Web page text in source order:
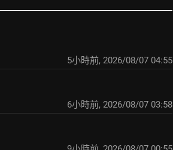
5小時前, 2026/08/07 04:55
6小時前, 2026/08/07 03:58